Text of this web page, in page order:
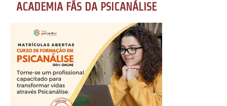
ACADEMIA FÃS DA PSICANÁLISE